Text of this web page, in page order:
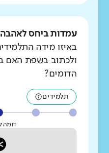
עמדות ביחס לאהבה
באיזו מידה
ולכתוב בשפת האם
הדומים?
תלמידים
דומה